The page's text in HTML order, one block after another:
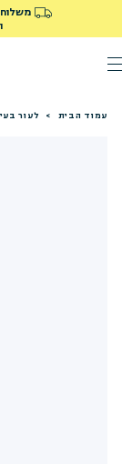
משלוח
עמוד הבית > לעור